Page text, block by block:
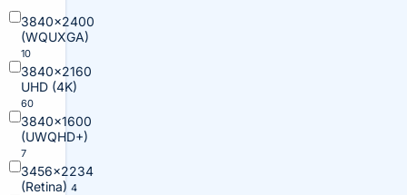
3840×2400
(WQUXGA)
10
3840×2160
UHD (4K)
60
3840×1600
(UWQHD+)
7
3456×2234
(Retina) 4